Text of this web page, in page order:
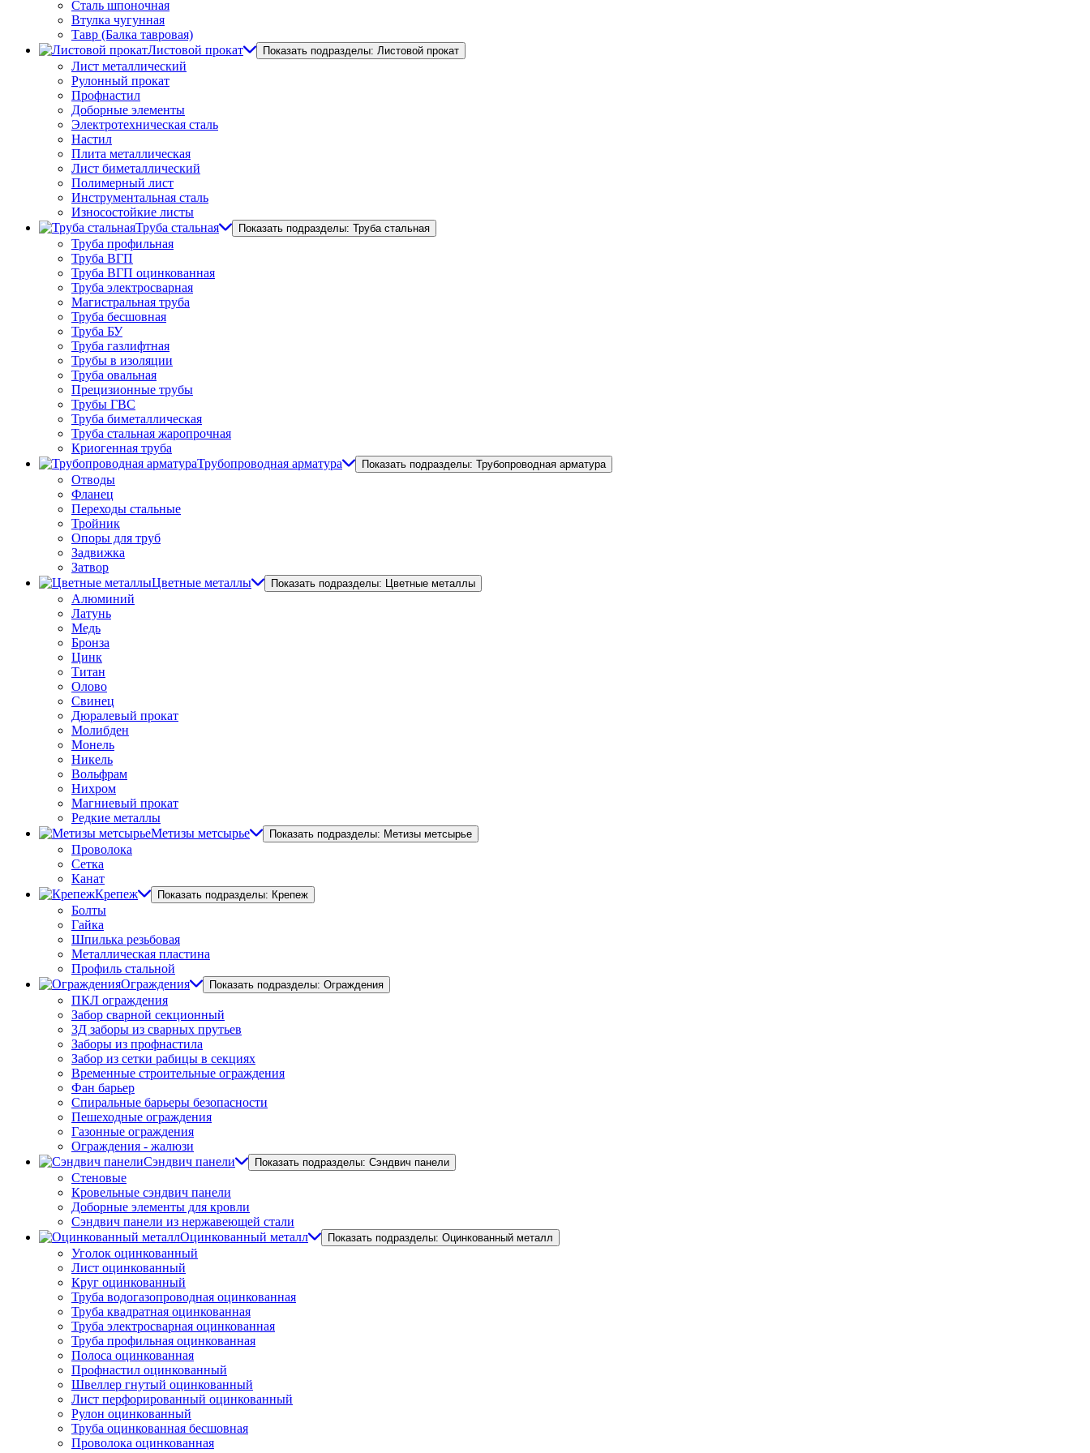
Сталь шпоночная
Втулка чугунная
Тавр (Балка тавровая)
Листовой прокат
Показать подразделы: Листовой прокат
Лист металлический
Рулонный прокат
Профнастил
Доборные элементы
Электротехническая сталь
Настил
Плита металлическая
Лист биметаллический
Полимерный лист
Инструментальная сталь
Износостойкие листы
Труба стальная
Показать подразделы: Труба стальная
Труба профильная
Труба ВГП
Труба ВГП оцинкованная
Труба электросварная
Магистральная труба
Труба бесшовная
Труба БУ
Труба газлифтная
Трубы в изоляции
Труба овальная
Прецизионные трубы
Трубы ГВС
Труба биметаллическая
Труба стальная жаропрочная
Криогенная труба
Трубопроводная арматура
Показать подразделы: Трубопроводная арматура
Отводы
Фланец
Переходы стальные
Тройник
Опоры для труб
Задвижка
Затвор
Цветные металлы
Показать подразделы: Цветные металлы
Алюминий
Латунь
Медь
Бронза
Цинк
Титан
Олово
Свинец
Дюралевый прокат
Молибден
Монель
Никель
Вольфрам
Нихром
Магниевый прокат
Редкие металлы
Метизы метсырье
Показать подразделы: Метизы метсырье
Проволока
Сетка
Канат
Крепеж
Показать подразделы: Крепеж
Болты
Гайка
Шпилька резьбовая
Металлическая пластина
Профиль стальной
Ограждения
Показать подразделы: Ограждения
ПКЛ ограждения
Забор сварной секционный
3Д заборы из сварных прутьев
Заборы из профнастила
Забор из сетки рабицы в секциях
Временные строительные ограждения
Фан барьер
Спиральные барьеры безопасности
Пешеходные ограждения
Газонные ограждения
Ограждения - жалюзи
Сэндвич панели
Показать подразделы: Сэндвич панели
Стеновые
Кровельные сэндвич панели
Доборные элементы для кровли
Сэндвич панели из нержавеющей стали
Оцинкованный металл
Показать подразделы: Оцинкованный металл
Уголок оцинкованный
Лист оцинкованный
Круг оцинкованный
Труба водогазопроводная оцинкованная
Труба квадратная оцинкованная
Труба электросварная оцинкованная
Труба профильная оцинкованная
Полоса оцинкованная
Профнастил оцинкованный
Швеллер гнутый оцинкованный
Лист перфорированный оцинкованный
Рулон оцинкованный
Труба оцинкованная бесшовная
Проволока оцинкованная